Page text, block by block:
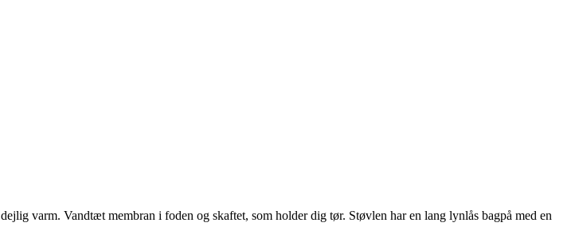
varm. Vandtæt membran i foden og skaftet, som holder dig tør. Støvlen har en lang lynlås bagpå med en